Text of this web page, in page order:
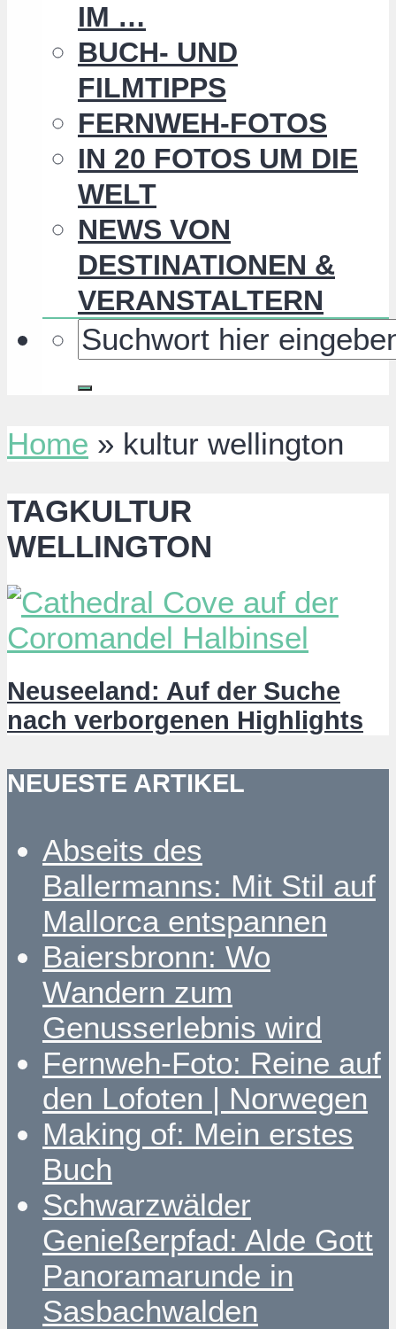
IM …
BUCH- UND
FILMTIPPS
FERNWEH-FOTOS
IN 20 FOTOS UM DIE
WELT
NEWS VON
DESTINATIONEN &
VERANSTALTERN
Home » kultur wellington
TAGKULTUR
WELLINGTON
Neuseeland: Auf der Suche
nach verborgenen Highlights
NEUESTE ARTIKEL
Abseits des
Ballermanns: Mit Stil auf
Mallorca entspannen
Baiersbronn: Wo
Wandern zum
Genusserlebnis wird
Fernweh-Foto: Reine auf
den Lofoten | Norwegen
Making of: Mein erstes
Buch
Schwarzwälder
Genießerpfad: Alde Gott
Panoramarunde in
Sasbachwalden